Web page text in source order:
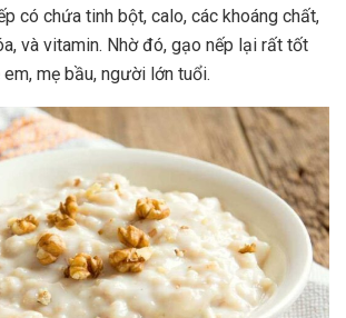
có chứa tinh bột, calo, các khoáng chất,
và vitamin. Nhờ đó, gạo nếp lại rất tốt
mẹ bầu, người lớn tuổi.